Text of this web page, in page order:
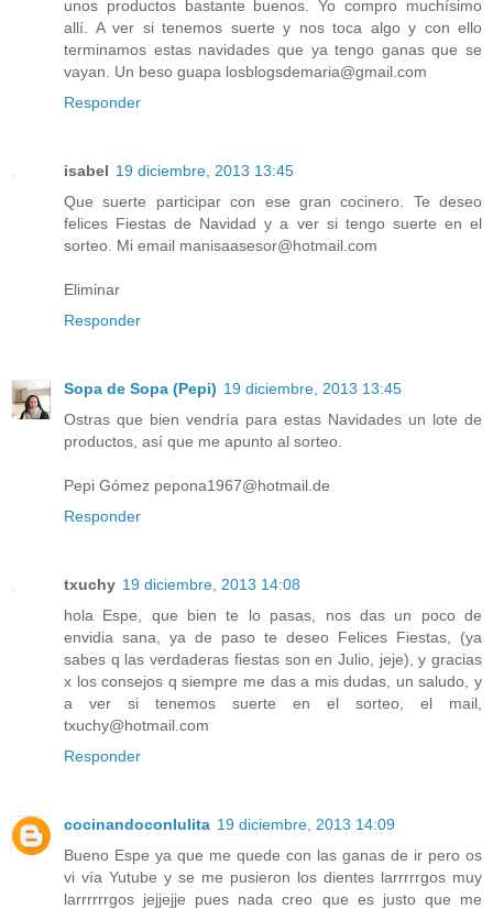
unos productos bastante buenos. Yo compro muchísimo
allí. A ver si tenemos suerte y nos toca algo y con ello
terminamos estas navidades que ya tengo ganas que se
vayan. Un beso guapa losblogsdemaria@gmail.com
Responder
isabel 19 diciembre, 2013 13:45
Que suerte participar con ese gran cocinero. Te deseo
felices Fiestas de Navidad y a ver si tengo suerte en el
sorteo. Mi email manisaasesor@hotmail.com
Eliminar
Responder
Sopa de Sopa (Pepi) 19 diciembre, 2013 13:45
Ostras que bien vendría para estas Navidades un lote de
productos, así que me apunto al sorteo.
Pepi Gómez pepona1967@hotmail.de
Responder
txuchy 19 diciembre, 2013 14:08
hola Espe, que bien te lo pasas, nos das un poco de
envidia sana, ya de paso te deseo Felices Fiestas, (ya
sabes q las verdaderas fiestas son en Julio, jeje), y gracias
x los consejos q siempre me das a mis dudas, un saludo, y
a ver si tenemos suerte en el sorteo, el mail,
txuchy@hotmail.com
Responder
cocinandoconlulita 19 diciembre, 2013 14:09
Bueno Espe ya que me quede con las ganas de ir pero os
vi vía Yutube y se me pusieron los dientes larrrrrgos muy
larrrrrrgos jejjejje pues nada creo que es justo que me